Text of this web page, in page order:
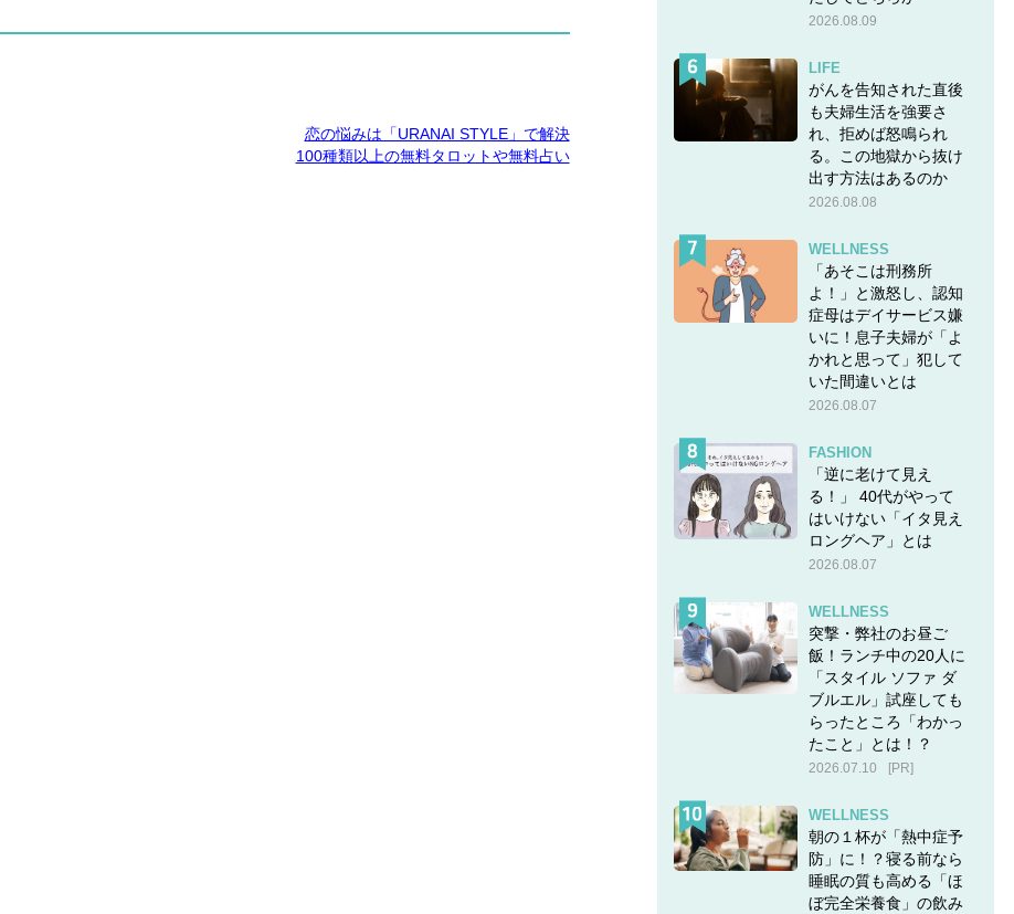
恋の悩みは「URANAI STYLE」で解決
100種類以上の無料タロットや無料占い
2026.08.09
LIFE
がんを告知された直後
も夫婦生活を強要さ
れ、拒めば怒鳴られ
る。この地獄から抜け
出す方法はあるのか
2026.08.08
WELLNESS
「あそこは刑務所
よ！」と激怒し、認知
症母はデイサービス嫌
いに！息子夫婦が「よ
かれと思って」犯して
いた間違いとは
2026.08.07
FASHION
「逆に老けて見え
る！」 40代がやって
はいけない「イタ見え
ロングヘア」とは
2026.08.07
WELLNESS
突撃・弊社のお昼ご
飯！ランチ中の20人に
「スタイル ソファ ダ
ブルエル」試座しても
らったところ「わかっ
たこと」とは！？
2026.07.10 [PR]
WELLNESS
朝の１杯が「熱中症予
防」に！？寝る前なら
睡眠の質も高める「ほ
ぼ完全栄養食」の飲み